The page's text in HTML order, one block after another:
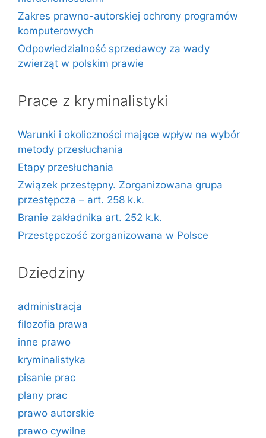
Zakres prawno-autorskiej ochrony programów
komputerowych
Odpowiedzialność sprzedawcy za wady
zwierząt w polskim prawie
Prace z kryminalistyki
Warunki i okoliczności mające wpływ na wybór
metody przesłuchania
Etapy przesłuchania
Związek przestępny. Zorganizowana grupa
przestępcza – art. 258 k.k.
Branie zakładnika art. 252 k.k.
Przestępczość zorganizowana w Polsce
Dziedziny
administracja
filozofia prawa
inne prawo
kryminalistyka
pisanie prac
plany prac
prawo autorskie
prawo cywilne